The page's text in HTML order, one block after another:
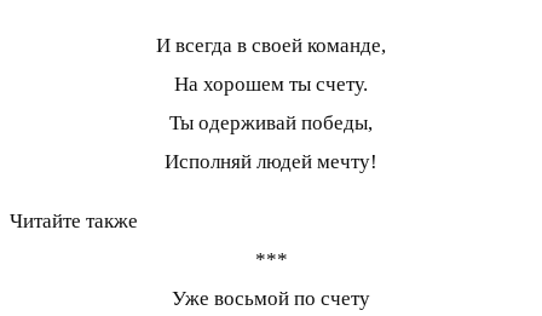
И всегда в своей команде,
На хорошем ты счету.
Ты одерживай победы,
Исполняй людей мечту!
Читайте также
***
Уже восьмой по счету